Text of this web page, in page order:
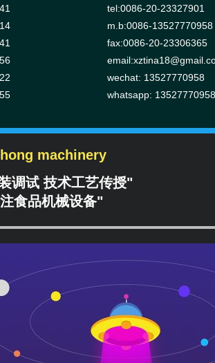
tel:0086-20-23327901
m.b:0086-13527770958
fax:0086-20-23306365
email:
wechat: 13527770958
whatsapp: 13527770958
machinery
调试 技术工艺传授"
食品机械设备"